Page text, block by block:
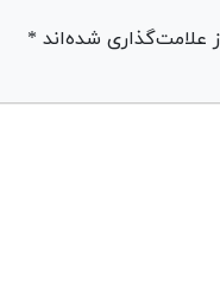
علامت‌گذاری شده‌اند *